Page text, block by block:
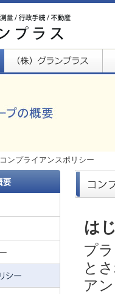
コンプライアンスポリシー
は
プ
と
ア